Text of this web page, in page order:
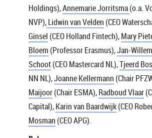
Holdings),Annemarie Jorritsma(o.a.
NVP),Lidwin van Velden (CEO
Ginsel (CEO Holland Fintech),Mary
Bloem (Professor Erasmus),Jan-
Schoot(CEO Mastercard NL),Tjeerd
NN NL),Joanne Kellermann (Chair
Maijoor(Chair ESMA),Radboud Vlaar
Capital),Karin van Baardwijk(CEO
Mosman (CEO APG).